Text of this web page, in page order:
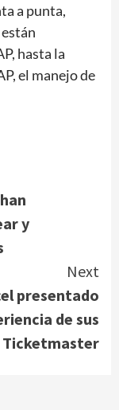
a punta,
hasta la
el manejo de
y
Next
presentado
de sus
Ticketmaster